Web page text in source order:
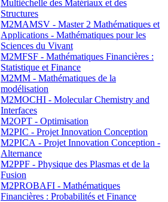
Multiéchelle des Matériaux et des
Structures
M2MAMSV - Master 2 Mathématiques et
Applications - Mathématiques pour les
Sciences du Vivant
M2MFSF - Mathématiques Financières :
Statistique et Finance
M2MM - Mathématiques de la
modélisation
M2MOCHI - Molecular Chemistry and
Interfaces
M2OPT - Optimisation
M2PIC - Projet Innovation Conception
M2PICA - Projet Innovation Conception -
Alternance
M2PPF - Physique des Plasmas et de la
Fusion
M2PROBAFI - Mathématiques
Financières : Probabilités et Finance